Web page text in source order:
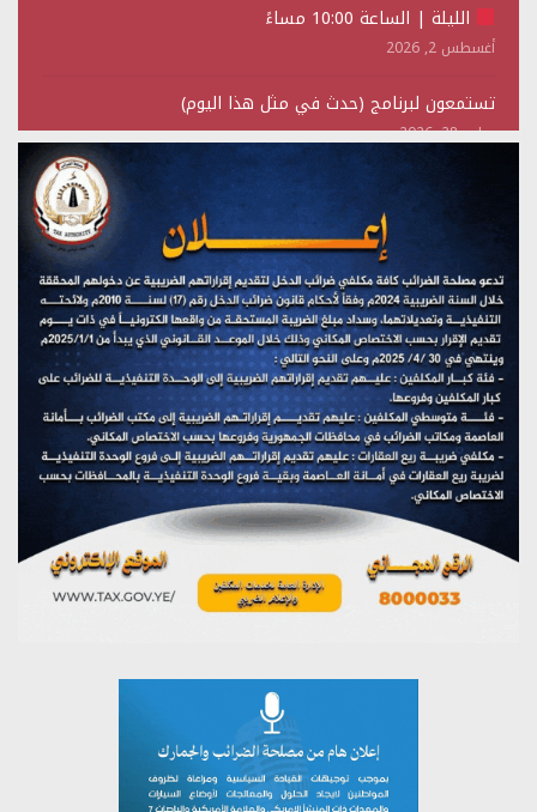
الليلة | الساعة 10:00 مساءً
أغسطس 2, 2026
تستمعون لبرنامج (حدث في مثل هذا اليوم)
يوليو 28, 2026
(نحن لا نهزم) بث مباشر
تستمعون لبرنامج (هندسة الوهم)
يوليو 28, 2026
مؤتمر صحفي لمركز عين الإنسانية حول جرائم تحالف العدوان
على اليمن
يوليو 27, 2026
تستمعون لبرنامج (مع السيد القائد)
يوليو 26, 2026